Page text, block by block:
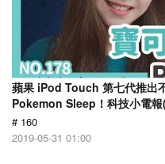
蘋果 iPod Touch 第七代推出
Pokemon Sleep！科技小電
# 160
2019-05-31 01:00